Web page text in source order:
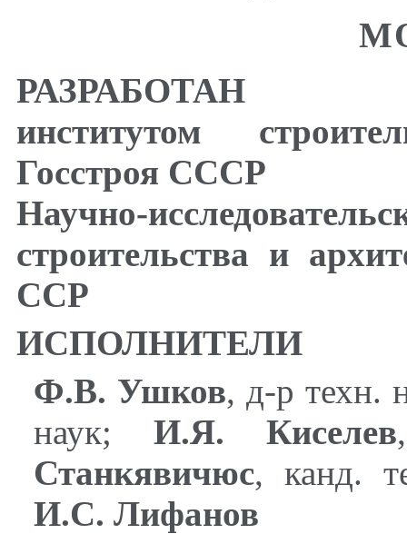
РАЗРАБОТАН
институтом
Госстроя СССР
Научно-
строительства и
ССР
ИСПОЛНИТЕЛИ
Ф.В. Ушков, д-р техн.
наук; И.Я. Киселев
Станкявичюс, канд.
И.С. Лифанов